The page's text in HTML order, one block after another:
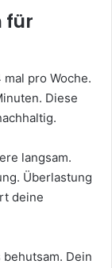
für
pro Woche.
Diese
langsam.
Überlastung
deine
Dein